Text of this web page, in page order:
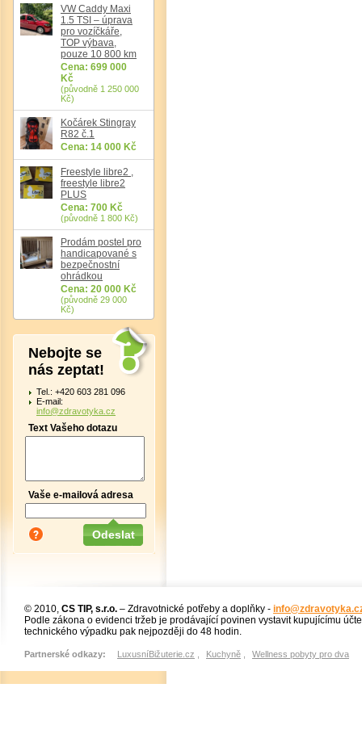
VW Caddy Maxi
1.5 TSI – úprava
pro vozíčkáře,
TOP výbava,
pouze 10 800 km
Cena: 699 000
Kč
(původně 1 250 000
Kč)
Kočárek Stingray
R82 č.1
Cena: 14 000 Kč
Freestyle libre2 ,
freestyle libre2
PLUS
Cena: 700 Kč
(původně 1 800 Kč)
Prodám postel pro
handicapované s
bezpečnostní
ohrádkou
Cena: 20 000 Kč
(původně 29 000
Kč)
Nebojte se
nás zeptat!
Tel.: +420 603 281 096
E-mail:
info@zdravotyka.cz
Text Vašeho dotazu
Vaše e-mailová adresa
© 2010, CS TIP, s.r.o. – Zdravotnické potřeby a doplňky -
Podle zákona o evidenci tržeb je prodávající povinen vystavit kupujícímu
technického výpadku pak nejpozději do 48 hodin.
Partnerské odkazy: LuxusníBižuterie.cz Kuchyně Wellness pobyty pro dva